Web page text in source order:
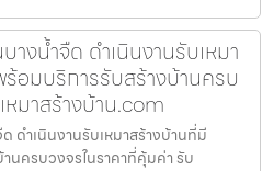
งน้ำจืด ดำเนินงานรับเหมา
อมบริการรับสร้างบ้านครบ
หมาสร้างบ้าน.com
ดำเนินงานรับเหมาสร้างบ้านที่มี
นครบวงจรในราคาที่คุ้มค่า รับ